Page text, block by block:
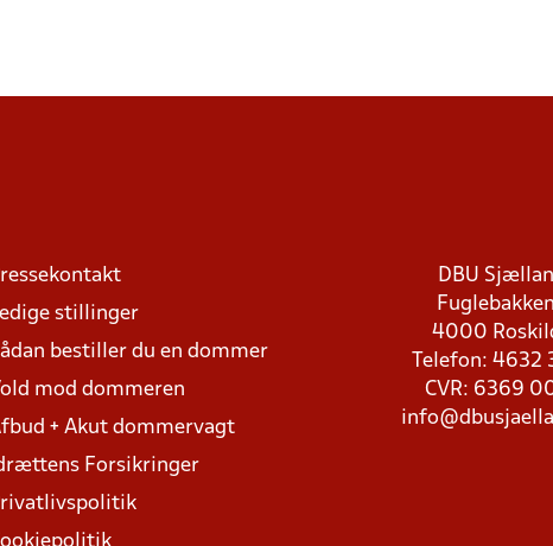
stillinger
bestiller du en dommer
mod dommeren
+ Akut dommervagt
Forsikringer
DBU
4000
Telefon: 4632
CVR: 6369